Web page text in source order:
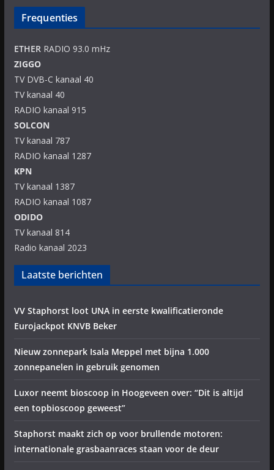
Frequenties
ETHERRADIO 93.0 mHz
ZIGGO
TV DVB-C kanaal 40
TV kanaal 40
RADIO kanaal 915
SOLCON
TV kanaal 787
RADIO kanaal 1287
KPN
TV kanaal 1387
RADIO kanaal 1087
ODIDO
TV kanaal 814
Radio kanaal 2023
Laatste berichten
VV Staphorst loot UNA in eerste kwalificatieronde
Eurojackpot KNVB Beker
Nieuw zonnepark Isala Meppel met bijna 1.000
zonnepanelen in gebruik genomen
Luxor neemt bioscoop in Hoogeveen over: “Dit is altijd
een topbioscoop geweest”
Staphorst maakt zich op voor brullende motoren:
internationale grasbaanraces staan voor de deur